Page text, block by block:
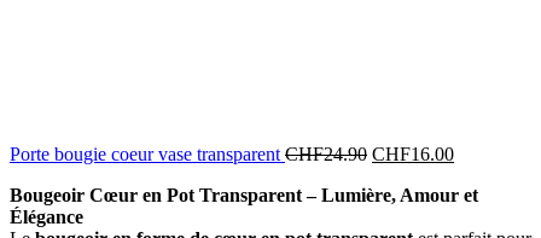
Porte bougie coeur vase transparent CHF24.90 CHF16.00
Bougeoir Cœur en Pot Transparent – Lumière, Amour et
Élégance